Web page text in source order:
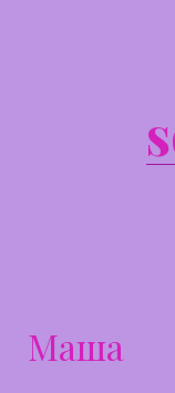
Маша